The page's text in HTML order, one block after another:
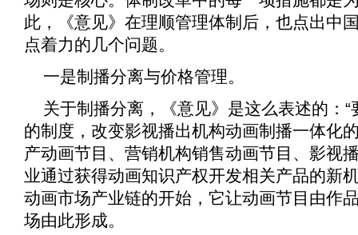
此，《意见》在理顺管理体制后，也点出中
点着力的几个问题。
一是制播分离与价格管理。
关于制播分离，《意见》是这么表述的：
的制度，改变影视播出机构动画制播一体化
产动画节目、营销机构销售动画节目、影视
业通过获得动画知识产权开发相关产品的新
动画市场产业链的开始，它让动画节目由作
场由此形成。